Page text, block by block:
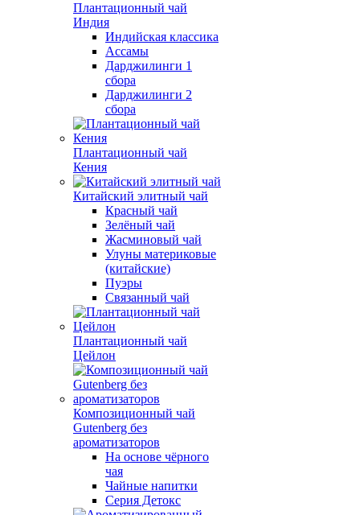
Плантационный чай
Индия
Индийская классика
Ассамы
Дарджилинги 1
сбора
Дарджилинги 2
сбора
Плантационный чай
Кения
Китайский элитный чай
Красный чай
Зелёный чай
Жасминовый чай
Улуны материковые
(китайские)
Пуэры
Связанный чай
Плантационный чай
Цейлон
Композиционный чай
Gutenberg без
ароматизаторов
На основе чёрного
чая
Чайные напитки
Серия Детокс